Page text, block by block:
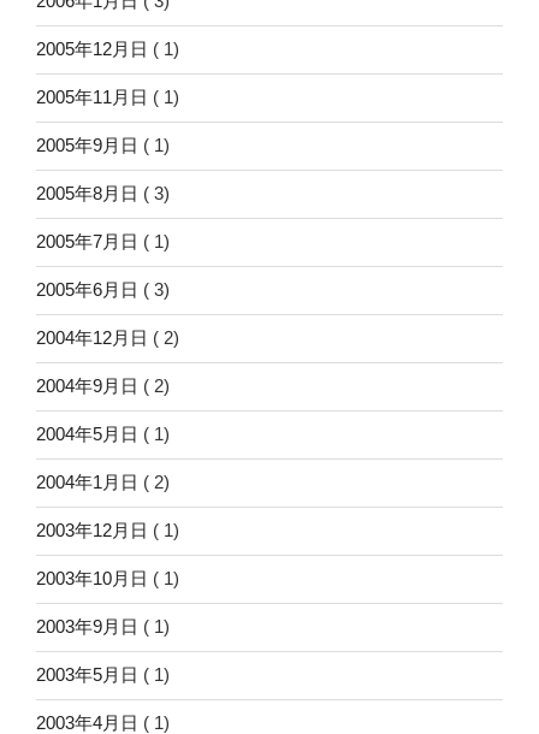
2005年12月日 ( 1)
2005年11月日 ( 1)
2005年9月日 ( 1)
2005年8月日 ( 3)
2005年7月日 ( 1)
2005年6月日 ( 3)
2004年12月日 ( 2)
2004年9月日 ( 2)
2004年5月日 ( 1)
2004年1月日 ( 2)
2003年12月日 ( 1)
2003年10月日 ( 1)
2003年9月日 ( 1)
2003年5月日 ( 1)
2003年4月日 ( 1)